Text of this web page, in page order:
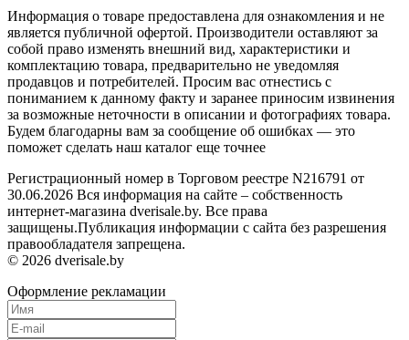
Информация о товаре предоставлена для ознакомления и не
является публичной офертой. Производители оставляют за
собой право изменять внешний вид, характеристики и
комплектацию товара, предварительно не уведомляя
продавцов и потребителей. Просим вас отнестись с
пониманием к данному факту и заранее приносим извинения
за возможные неточности в описании и фотографиях товара.
Будем благодарны вам за сообщение об ошибках — это
поможет сделать наш каталог еще точнее
Регистрационный номер в Торговом реестре N216791 от
30.06.2026 Вся информация на сайте – собственность
интернет-магазина dverisale.by. Все права
защищены.Публикация информации с сайта без разрешения
правообладателя запрещена.
© 2026 dverisale.by
Оформление рекламации